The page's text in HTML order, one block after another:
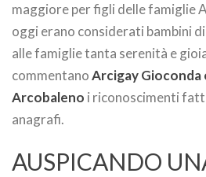
maggiore per figli delle famiglie
oggi erano considerati bambini
alle famiglie tanta serenità e
commentanoArcigay Gioconda
Arcobaleno i riconoscimenti
anagrafi.
AUSPICANDO